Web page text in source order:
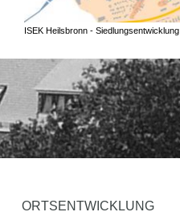
ISEK Heilsbronn - Siedlungsentwicklung
ORTSENTWICKLUNG